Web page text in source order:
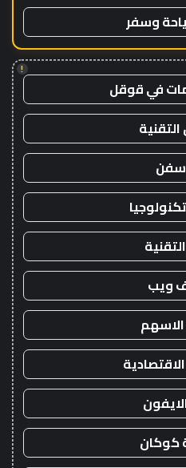
وسفر
!
في قوقل
سفن
ويب
كوكان